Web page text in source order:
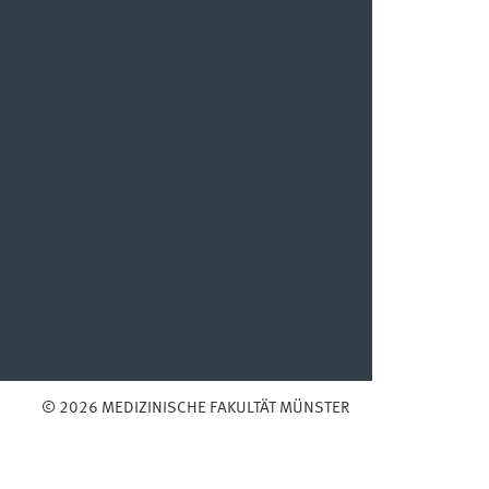
© 2026 MEDIZINISCHE FAKULTÄT MÜNSTER